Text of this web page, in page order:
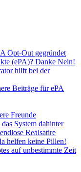
Opt-Out gegründet
(ePA)? Danke Nein!
hilft bei der
Beiträge für ePA
Freunde
System dahinter
Realsatire
helfen keine Pillen!
auf unbestimmte Zeit